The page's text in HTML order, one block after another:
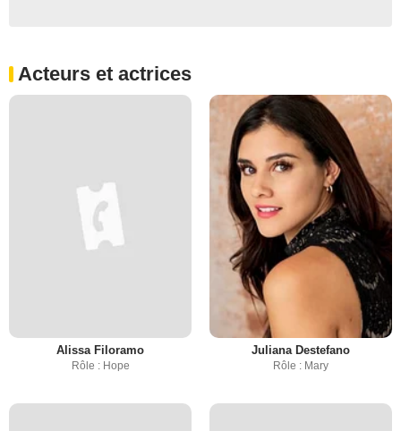
Acteurs et actrices
Alissa Filoramo
Rôle : Hope
Juliana Destefano
Rôle : Mary